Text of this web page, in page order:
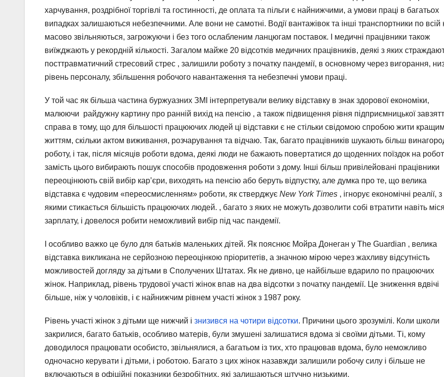
харчування, роздрібної торгівлі та гостинності, де оплата та пільги є найнижчими, а умови праці в багатьох
випадках залишаються небезпечними. Але вони не самотні. Водії вантажівок та інші транспортники по всій
масово звільняються, загрожуючи і без того ослабленим ланцюгам поставок. І медичні працівники також
виїжджають у рекордній кількості. Загалом майже 20 відсотків медичних працівників, деякі з яких
посттравматичний стресовий стрес , залишили роботу з початку пандемії, в основному через вигорання,
рівень персоналу, збільшення робочого навантаження та небезпечні умови праці.
У той час як більша частина буржуазних ЗМІ інтерпретували велику відставку в знак здорової економіки,
малюючи райдужну картину про ранній вихід на пенсію , а також підвищення рівня підприємницької
справа в тому, що для більшості працюючих людей ці відставки є не стільки свідомою спробою жити кращим
життям, скільки актом виживання, розчарування та відчаю. Так, багато працівників шукають більш
роботу, і так, після місяців роботи вдома, деякі люди не бажають повертатися до щоденних поїздок на
замість цього вибирають пошук способів продовження роботи з дому. Інші більш привілейовані працівники
переоцінюють свій вибір кар’єри, виходять на пенсію або беруть відпустку, але думка про те, що велика
відставка є чудовим «переосмисленням» роботи, як стверджує New York Times , ігнорує економічні реалії, з
якими стикається більшість працюючих людей. , багато з яких не можуть дозволити собі втратити навіть
зарплату, і довелося робити неможливий вибір під час пандемії.
І особливо важко це було для батьків маленьких дітей. Як пояснює Мойра Донеган у The Guardian , велика
відставка викликана не серйозною переоцінкою пріоритетів, а значною мірою через жахливу відсутність
можливостей догляду за дітьми в Сполучених Штатах. Як не дивно, це найбільше вдарило по працюючих
жінок. Наприклад, рівень трудової участі жінок впав на два відсотки з початку пандемії. Це зниження вдвічі
більше, ніж у чоловіків, і є найнижчим рівнем участі жінок з 1987 року.
Рівень участі жінок з дітьми ще нижчий і знизився на чотири відсотки. Причини цього зрозумілі. Коли школи
закрилися, багато батьків, особливо матерів, були змушені залишатися вдома зі своїми дітьми. Ті, кому
доводилося працювати особисто, звільнялися, а багатьом із тих, хто працював вдома, було неможливо
одночасно керувати і дітьми, і роботою. Багато з цих жінок назавжди залишили робочу силу і більше не
включаються в офіційні показники безробітних, які залишаються штучно низькими.